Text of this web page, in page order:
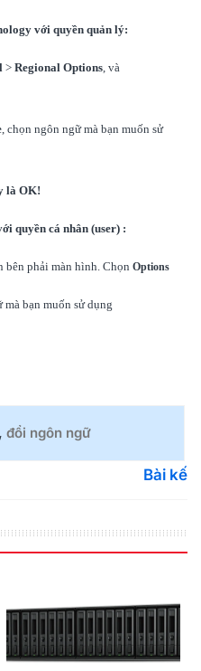
với quyền quản lý:
> Regional Options, và
, chọn ngôn ngữ mà bạn muốn sử
là OK!
quyền cá nhân (user) :
bên phải màn hình. Chọn Options
mà bạn muốn sử dụng
, đổi ngôn ngữ
Bài kế